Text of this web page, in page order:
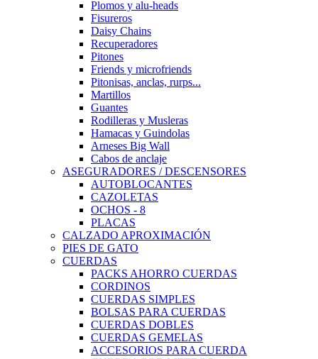
Plomos y alu-heads
Fisureros
Daisy Chains
Recuperadores
Pitones
Friends y microfriends
Pitonisas, anclas, rurps...
Martillos
Guantes
Rodilleras y Musleras
Hamacas y Guindolas
Arneses Big Wall
Cabos de anclaje
ASEGURADORES / DESCENSORES
AUTOBLOCANTES
CAZOLETAS
OCHOS - 8
PLACAS
CALZADO APROXIMACIÓN
PIES DE GATO
CUERDAS
PACKS AHORRO CUERDAS
CORDINOS
CUERDAS SIMPLES
BOLSAS PARA CUERDAS
CUERDAS DOBLES
CUERDAS GEMELAS
ACCESORIOS PARA CUERDA